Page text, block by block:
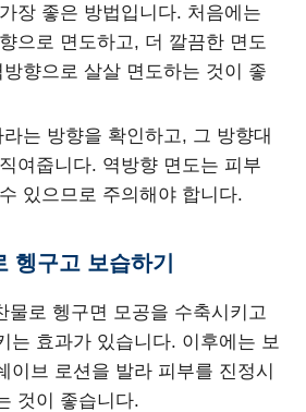
장 좋은 방법입니다. 처음에는
으로 면도하고, 더 깔끔한 면도
향으로 살살 면도하는 것이 좋
는 방향을 확인하고, 그 방향대
여줍니다. 역방향 면도는 피부
있으므로 주의해야 합니다.
헹구고 보습하기
물로 헹구면 모공을 수축시키고
는 효과가 있습니다. 이후에는 보
이브 로션을 발라 피부를 진정시
것이 좋습니다.